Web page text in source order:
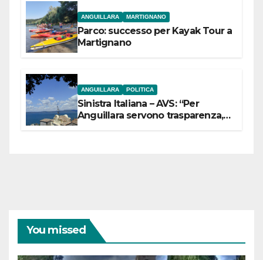
ANGUILLARA MARTIGNANO
Parco: successo per Kayak Tour a
Martignano
ANGUILLARA POLITICA
Sinistra Italiana – AVS: “Per
Anguillara servono trasparenza,
You missed